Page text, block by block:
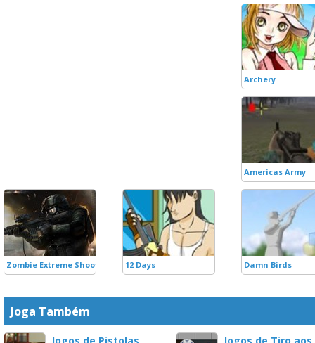
Archery
Americas Army
Zombie Extreme Shooting 12 Days Damn Birds
Joga Também